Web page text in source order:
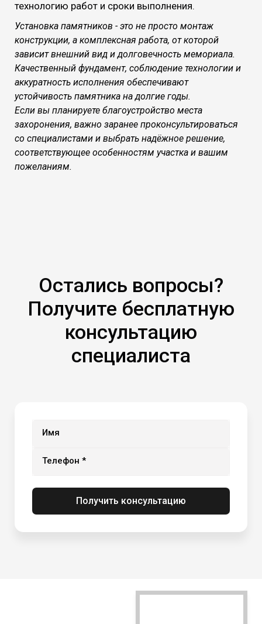
технологию работ и сроки выполнения.
Установка памятников - это не просто монтаж
конструкции, а комплексная работа, от которой
зависит внешний вид и долговечность мемориала.
Качественный фундамент, соблюдение технологии и
аккуратность исполнения обеспечивают
устойчивость памятника на долгие годы.
Если вы планируете благоустройство места
захоронения, важно заранее проконсультироваться
со специалистами и выбрать надёжное решение,
соответствующее особенностям участка и вашим
пожеланиям.
Остались вопросы?
Получите бесплатную
консультацию
специалиста
Имя
Телефон *
Получить консультацию